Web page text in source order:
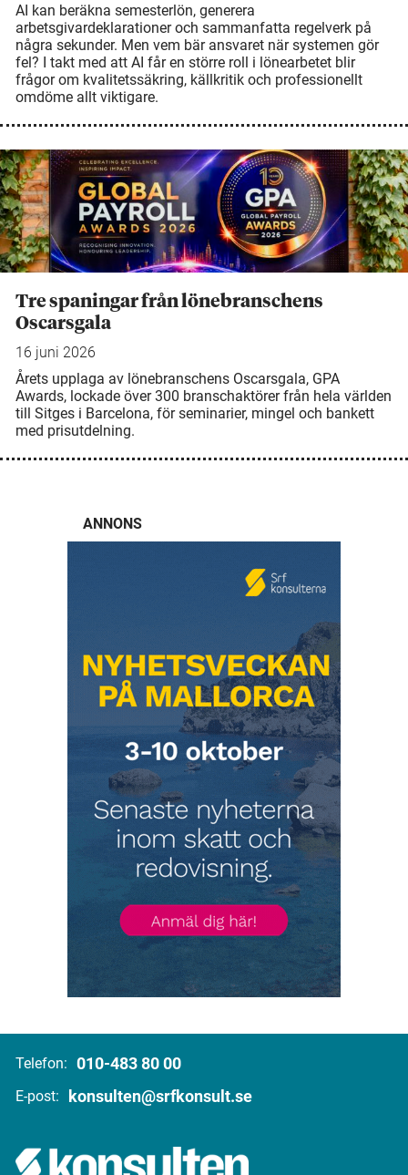
AI kan beräkna semesterlön, generera
arbetsgivardeklarationer och sammanfatta regelverk på
några sekunder. Men vem bär ansvaret när systemen gör
fel? I takt med att AI får en större roll i lönearbetet blir
frågor om kvalitetssäkring, källkritik och professionellt
omdöme allt viktigare.
Tre spaningar från lönebranschens
Oscarsgala
16 juni 2026
Årets upplaga av lönebranschens Oscarsgala, GPA
Awards, lockade över 300 branschaktörer från hela världen
till Sitges i Barcelona, för seminarier, mingel och bankett
med prisutdelning.
ANNONS
Telefon: 010-483 80 00
E-post: konsulten@srfkonsult.se